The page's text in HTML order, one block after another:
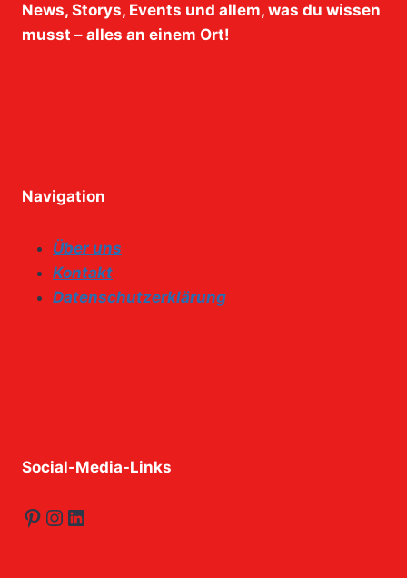
News, Storys, Events und allem, was du wissen
musst – alles an einem Ort!
Navigation
Über uns
Kontakt
Datenschutzerklärung
Social-Media-Links
Pinterest
Instagram
LinkedIn